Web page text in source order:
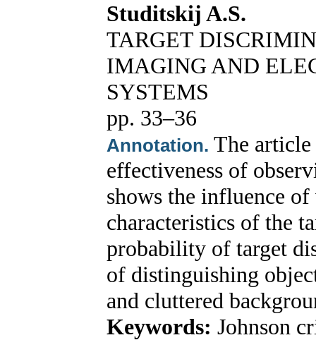
Studitskij A.S.
TARGET
IMAGING AND
SYSTEMS
pp. 33–36
Annotation. The article
effectiveness of
shows the influence
characteristics of the
probability of target
of distinguishing
and cluttered
Keywords: Johnson